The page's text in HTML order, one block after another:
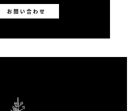
お問い合わせ